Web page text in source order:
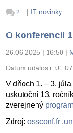
2 | IT novinky
O konferencii
26.06.2025 | 16:50 |
Dátum udalosti:
V dňoch 1. – 3.
uskutoční 13.
zverejnený
Zdroj: